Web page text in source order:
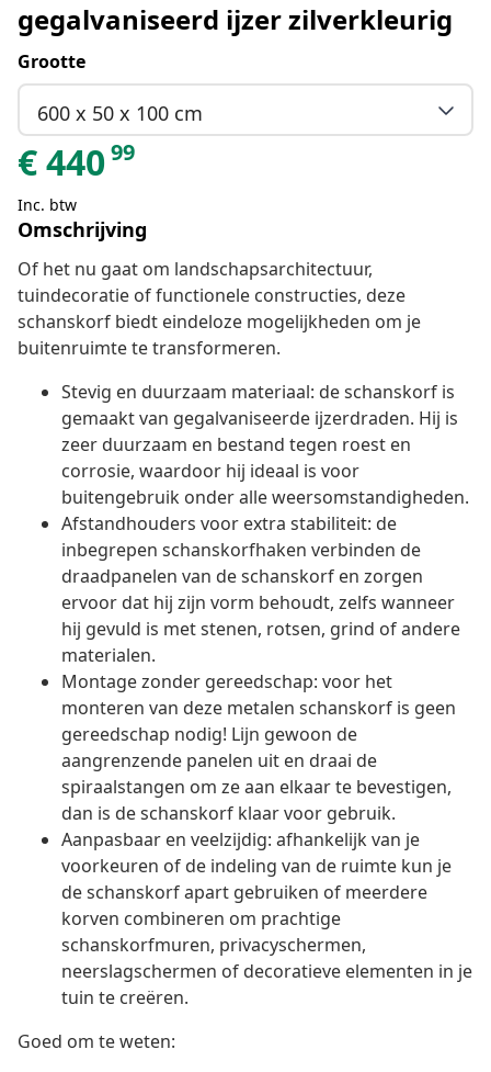
gegalvaniseerd ijzer zilverkleurig
Grootte
600 x 50 x 100 cm
€44099
Inc. btw
Omschrijving
Of het nu gaat om landschapsarchitectuur,
tuindecoratie of functionele constructies, deze
schanskorf biedt eindeloze mogelijkheden om je
buitenruimte te transformeren.
Stevig en duurzaam materiaal: de schanskorf is
gemaakt van gegalvaniseerde ijzerdraden. Hij is
zeer duurzaam en bestand tegen roest en
corrosie, waardoor hij ideaal is voor
buitengebruik onder alle weersomstandigheden.
Afstandhouders voor extra stabiliteit: de
inbegrepen schanskorfhaken verbinden de
draadpanelen van de schanskorf en zorgen
ervoor dat hij zijn vorm behoudt, zelfs wanneer
hij gevuld is met stenen, rotsen, grind of andere
materialen.
Montage zonder gereedschap: voor het
monteren van deze metalen schanskorf is geen
gereedschap nodig! Lijn gewoon de
aangrenzende panelen uit en draai de
spiraalstangen om ze aan elkaar te bevestigen,
dan is de schanskorf klaar voor gebruik.
Aanpasbaar en veelzijdig: afhankelijk van je
voorkeuren of de indeling van de ruimte kun je
de schanskorf apart gebruiken of meerdere
korven combineren om prachtige
schanskorfmuren, privacyschermen,
neerslagschermen of decoratieve elementen in je
tuin te creëren.
Goed om te weten: